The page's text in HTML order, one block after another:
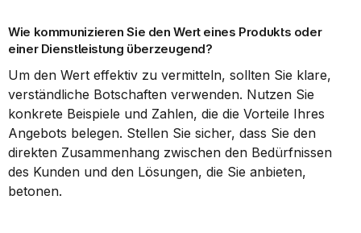
Wie kommunizieren Sie den Wert eines Produkts oder
einer Dienstleistung überzeugend?
Um den Wert effektiv zu vermitteln, sollten Sie klare,
verständliche Botschaften verwenden. Nutzen Sie
konkrete Beispiele und Zahlen, die die Vorteile Ihres
Angebots belegen. Stellen Sie sicher, dass Sie den
direkten Zusammenhang zwischen den Bedürfnissen
des Kunden und den Lösungen, die Sie anbieten,
betonen.